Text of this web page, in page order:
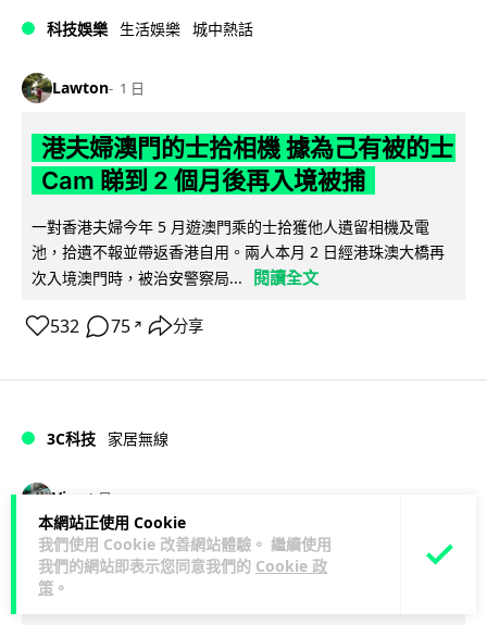
本網站正使用 Cookie
我們使用 Cookie 改善網站體驗。 繼續使用
我們的網站即表示您同意我們的 Cookie 政
策 。
科技娛樂 生活娛樂 城中熱話
Lawton 1 日
港夫婦澳門的士拾相機 據為己有被的士
Cam 睇到 2 個月後再入境被捕
一對香港夫婦今年 5 月遊澳門乘的士拾獲他人遺留相機及電
池，拾遺不報並帶返香港自用。兩人本月 2 日經港珠澳大橋再
次入境澳門時，被治安警察局...
閱讀全文
532 75 ↗ 分享
3C科技 家居無線
Vin 1 日
逾 20 款平價路由器爆後門 每 35 秒自
動連線回中國 全球 10 萬用家私隱堪憂